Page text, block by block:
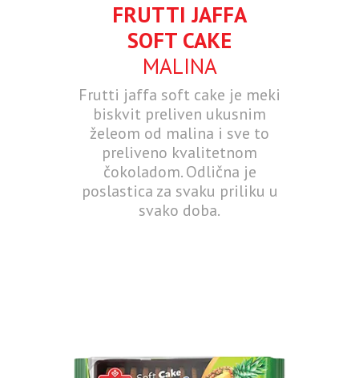
FRUTTI JAFFA
SOFT CAKE
MALINA
Frutti jaffa soft cake je meki
biskvit preliven ukusnim
želeom od malina i sve to
preliveno kvalitetnom
čokoladom. Odlična je
poslastica za svaku priliku u
svako doba.